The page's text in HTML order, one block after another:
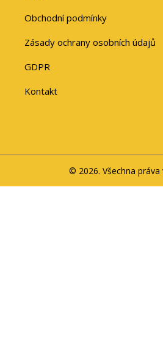
Obchodní podmínky
Zásady ochrany osobních údajů
GDPR
Kontakt
© 2026. Všechna práva